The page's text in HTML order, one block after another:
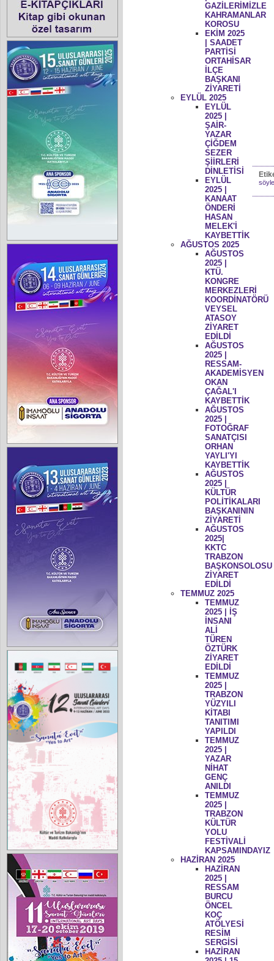
GAZİLERİMİZLE
KAHRAMANLAR
KOROSU
EKİM 2025
| SAADET
PARTİSİ
ORTAHİSAR
İLÇE
BAŞKANI
ZİYARETİ
EYLÜL 2025
EYLÜL
2025 |
ŞAİR-
YAZAR
ÇİĞDEM
SEZER
ŞİİRLERİ
DİNLETİSİ
EYLÜL
2025 |
KANAAT
ÖNDERİ
HASAN
MELEK'İ
KAYBETTİK
AĞUSTOS 2025
AĞUSTOS
2025 |
KTÜ.
KONGRE
MERKEZLERİ
KOORDİNATÖRÜ
VEYSEL
ATASOY
ZİYARET
EDİLDİ
AĞUSTOS
2025 |
RESSAM-
AKADEMİSYEN
OKAN
ÇAĞAL'I
KAYBETTİK
AĞUSTOS
2025 |
FOTOĞRAF
SANATÇISI
ORHAN
YAYLI'YI
KAYBETTİK
AĞUSTOS
2025 |
KÜLTÜR
POLİTİKALARI
BAŞKANININ
ZİYARETİ
AĞUSTOS
2025|
KKTC
TRABZON
BAŞKONSOLOSU
ZİYARET
EDİLDİ
TEMMUZ 2025
TEMMUZ
2025 | İŞ
İNSANI
ALİ
TÜREN
ÖZTÜRK
ZİYARET
EDİLDİ
TEMMUZ
2025 |
TRABZON
YÜZYILI
KİTABI
TANITIMI
YAPILDI
TEMMUZ
2025 |
YAZAR
NİHAT
GENÇ
ANILDI
TEMMUZ
2025 |
TRABZON
KÜLTÜR
YOLU
FESTİVALİ
KAPSAMINDAYIZ
HAZİRAN 2025
HAZİRAN
2025 |
RESSAM
BURCU
ÖNCEL
KOÇ
ATÖLYESİ
RESİM
SERGİSİ
HAZİRAN